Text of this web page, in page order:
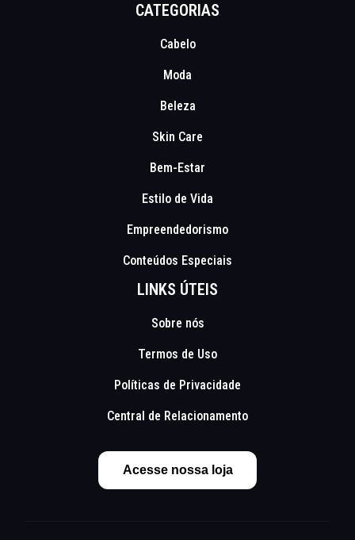
CATEGORIAS
Cabelo
Moda
Beleza
Skin Care
Bem-Estar
Estilo de Vida
Empreendedorismo
Conteúdos Especiais
LINKS ÚTEIS
Sobre nós
Termos de Uso
Políticas de Privacidade
Central de Relacionamento
Acesse nossa loja